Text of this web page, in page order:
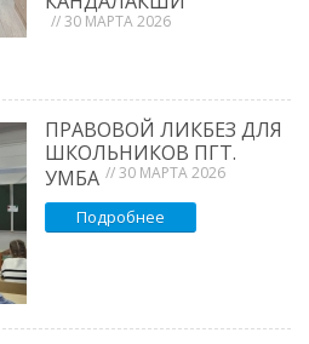
// 30 МАРТА 2026
ПРАВОВОЙ ЛИКБЕЗ ДЛЯ
ШКОЛЬНИКОВ ПГТ.
УМБА // 30 МАРТА 2026
Подробнее